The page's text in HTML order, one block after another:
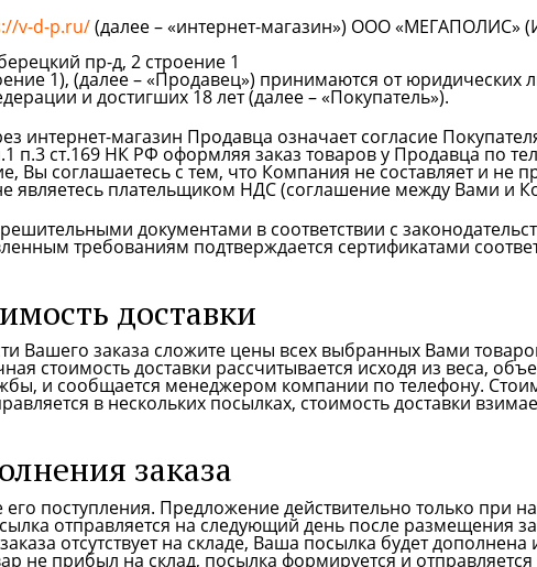
v-d-p.ru/(далее – «интернет-магазин») ООО «МЕГАПОЛИС»
пр-д, 2 строение 1
1), (далее – «Продавец») принимаются от юридических
и достигших 18 лет (далее – «Покупатель»).
интернет-магазин Продавца означает согласие
п.3 ст.169 НК РФ оформляя заказ товаров у Продавца по
соглашаетесь с тем, что Компания не составляет и не
являетесь плательщиком НДС (соглашение между Вами и
документами в соответствии с
требованиям подтверждается сертификатами
доставки
Вашего заказа сложите цены всех выбранных Вами
стоимость доставки рассчитывается исходя из веса,
и сообщается менеджером компании по телефону.
в нескольких посылках, стоимость доставки
заказа
его поступления. Предложение действительно только при
отправляется на следующий день после размещения
отсутствует на складе, Ваша посылка будет дополнена
не прибыл на склад, посылка формируется и